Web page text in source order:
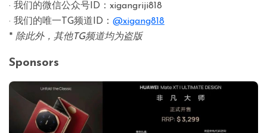
· 我们的微信公众号ID：xigangriji818
· 我们的唯一TG频道ID： @xigang818
* 除此外，其他TG频道均为盗版
Sponsors